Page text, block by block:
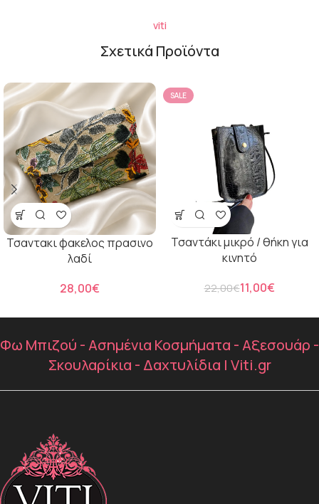
viti
Σχετικά Προϊόντα
Τσαντακι φακελος πρασινο
λαδί
€
SALE
Τσαντάκι μικρό / θήκη για
κινητό
22,00€11,00€
Φω Μπιζού - Ασημένια Κοσμήματα - Αξεσουάρ -
Σκουλαρίκια - Δαχτυλίδια | Viti.gr